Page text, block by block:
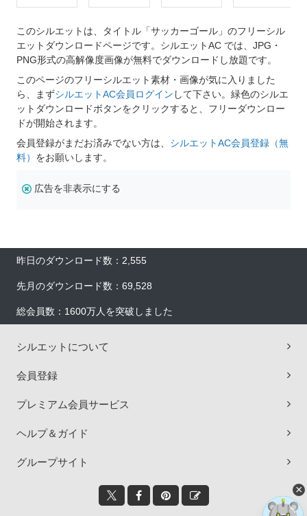
このシルエットは、タイトル「サッカーゴール」のフリーシル
エットダウンロードページです。シルエットAC では、JPG・
PNG形式の高解像度画像が無料でダウンロードし放題です。
このページのフリーシルエット素材・画像が気に入りました
ら、まずシルエットAC会員ログイン して下さい。緑色のシルエ
ットダウンロードボタンをクリックすると、フリーダウンロー
ドが開始されます。
会員登録がまだお済みでない方は、 シルエットAC会員登録（無
料） をお願いします。
広告を非表示にする
昨日のダウンロード数：2,555
先月のダウンロード数：69,528
総会員数：1600万人を突破しました
シルエットについて
会員登録
プレミアム会員サービス
ヘルプ＆ガイド
グループサイト
×